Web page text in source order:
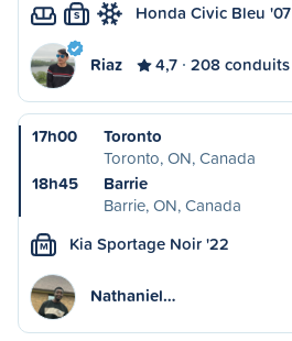
S Honda Civic Bleu '07
Riaz 4,7 208 conduits
17h00
Toronto
Toronto, ON, Canada
18h45
Barrie
Barrie, ON, Canada
M Kia Sportage Noir '22
Nathaniel…